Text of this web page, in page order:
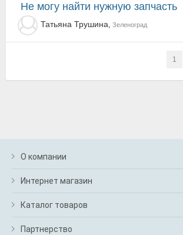
не могу найти нужную запчасть
Татьяна Трушина, Зеленоград
1
О компании
Интернет магазин
Каталог товаров
Партнерство